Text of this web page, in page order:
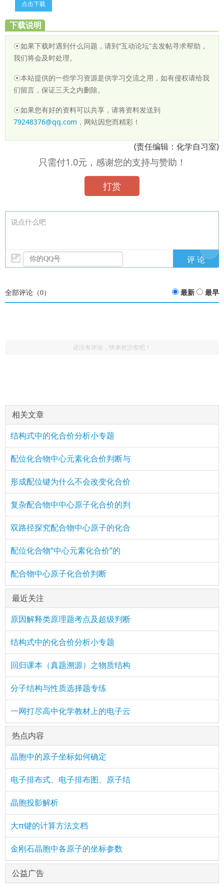
点击下载
下载说明
☉如果下载时遇到什么问题，请到“互动论坛”去发帖寻求帮助，
我们将会及时处理。
☉本站提供的一些学习资源是供学习交流之用，如有侵权请给我
们留言，保证三天之内删除。
☉如果您有好的资料可以共享，请将资料发送到
79248376@qq.com ，网站因您而精彩！
(责任编辑：化学自习室)
只需付1.0元，感谢您的支持与赞助！
打赏
说点什么吧
全部评论（0） 最新 最早
还没有评论，快来抢沙发吧！
相关文章
结构式中的化合价分析小专题
配位化合物中心元素化合价判断与
形成配位键为什么不会改变化合价
复杂配合物中中心原子化合价的判
双路径探究配合物中心原子的化合
配位化合物“中心元素化合价”的
配合物中心原子化合价判断
最近关注
原因解释类原理题考点及超级判断
结构式中的化合价分析小专题
回归课本（真题溯源）之物质结构
分子结构与性质选择题专练
一网打尽高中化学教材上的电子云
热点内容
晶胞中的原子坐标如何确定
电子排布式、电子排布图、原子结
晶胞投影解析
大π键的计算方法文档
金刚石晶胞中各原子的坐标参数
公益广告